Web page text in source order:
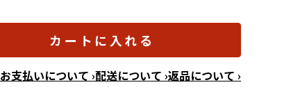
カートに入れる
お支払いについて ›配送について ›返品について ›